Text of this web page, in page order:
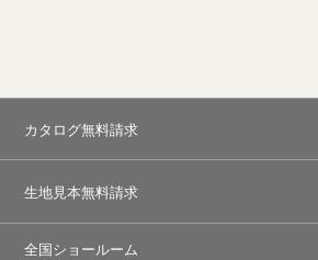
カタログ無料請求
生地見本無料請求
全国ショールーム